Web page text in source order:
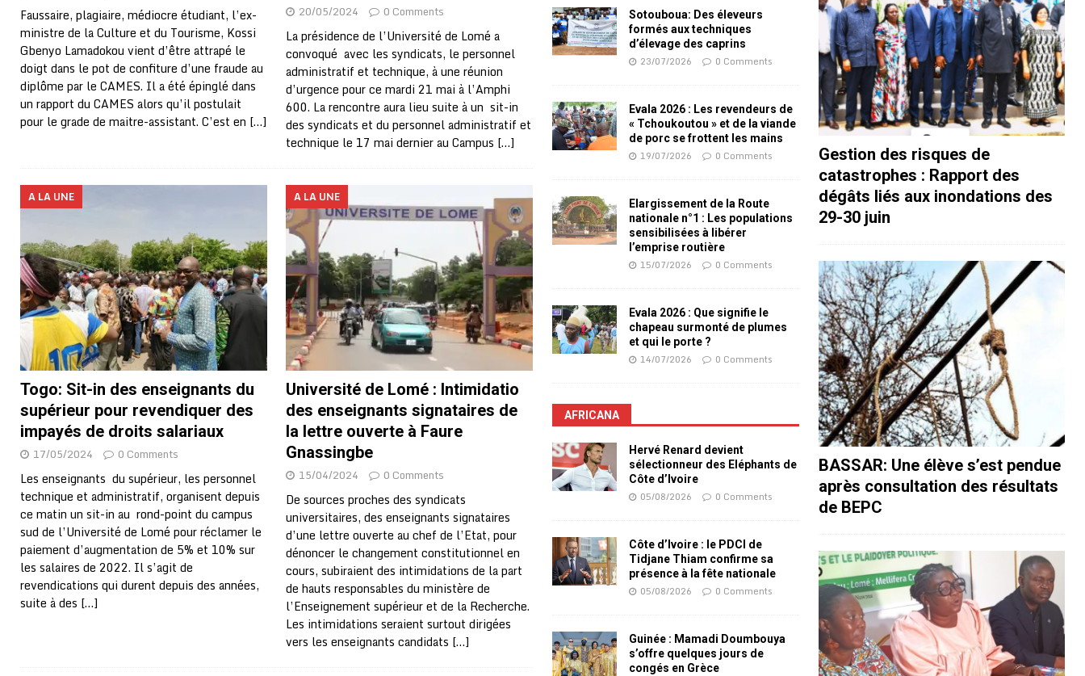
Faussaire, plagiaire, médiocre étudiant, l’ex-
ministre de la Culture et du Tourisme, Kossi
Gbenyo Lamadokou vient d’être attrapé le
doigt dans le pot de confiture d’une fraude au
diplôme par le CAMES. Il a été épinglé dans
un rapport du CAMES alors qu’il postulait
pour le grade de maitre-assistant. C’est en […]
20/05/2024 0 Comments
La présidence de l’Université de Lomé a
convoqué avec les syndicats, le personnel
administratif et technique, à une réunion
d’urgence pour ce mardi 21 mai à l’Amphi
600. La rencontre aura lieu suite à un sit-in
des syndicats et du personnel administratif et
technique le 17 mai dernier au Campus […]
A LA UNE
Togo: Sit-in des enseignants du
supérieur pour revendiquer des
impayés de droits salariaux
17/05/2024 0 Comments
Les enseignants du supérieur, les personnel
technique et administratif, organisent depuis
ce matin un sit-in au rond-point du campus
sud de l’Université de Lomé pour réclamer le
paiement d’augmentation de 5% et 10% sur
les salaires de 2022. Il s’agit de
revendications qui durent depuis des années,
suite à des […]
A LA UNE
Université de Lomé : Intimidatio
des enseignants signataires de
la lettre ouverte à Faure
Gnassingbe
15/04/2024 0 Comments
De sources proches des syndicats
universitaires, des enseignants signataires
d’une lettre ouverte au chef de l’Etat, pour
dénoncer le changement constitutionnel en
cours, subiraient des intimidations de la part
de hauts responsables du ministère de
l’Enseignement supérieur et de la Recherche.
Les intimidations seraient surtout dirigées
vers les enseignants candidats […]
Sotouboua: Des éleveurs
formés aux techniques
d’élevage des caprins
23/07/2026 0 Comments
Evala 2026 : Les revendeurs de
« Tchoukoutou » et de la viande
de porc se frottent les mains
19/07/2026 0 Comments
Elargissement de la Route
nationale n°1 : Les populations
sensibilisées à libérer
l’emprise routière
15/07/2026 0 Comments
Evala 2026 : Que signifie le
chapeau surmonté de plumes
et qui le porte ?
14/07/2026 0 Comments
AFRICANA
Hervé Renard devient
sélectionneur des Eléphants de
Côte d’Ivoire
05/08/2026 0 Comments
Côte d’Ivoire : le PDCI de
Tidjane Thiam confirme sa
présence à la fête nationale
05/08/2026 0 Comments
Guinée : Mamadi Doumbouya
s’offre quelques jours de
congés en Grèce
Gestion des risques de
catastrophes : Rapport des
dégâts liés aux inondations des
29-30 juin
BASSAR: Une élève s’est pendue
après consultation des résultats
de BEPC